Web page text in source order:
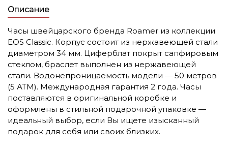
Описание
Часы швейцарского бренда Roamer из коллекции
EOS Classic. Корпус состоит из нержавеющей стали
диаметром 34 мм. Циферблат покрыт сапфировым
стеклом, браслет выполнен из нержавеющей
стали. Водонепроницаемость модели — 50 метров
(5 АТМ). Международная гарантия 2 года. Часы
поставляются в оригинальной коробке и
оформлены в стильной подарочной упаковке —
идеальный выбор, если Вы ищете изысканный
подарок для себя или своих близких.